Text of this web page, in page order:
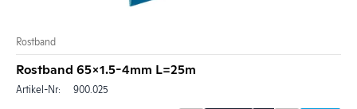
Rostband
Rostband 65x1.5-4mm L=25m
Artikel-Nr: 900.025